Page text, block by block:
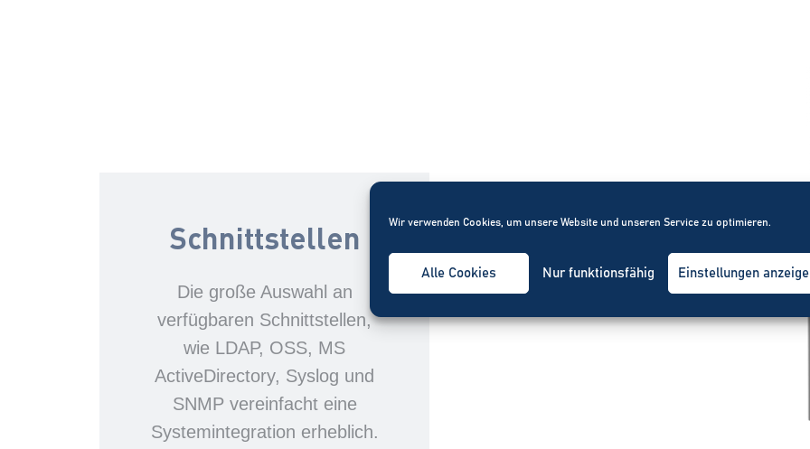
Wir verwenden Cookies, um unsere Website und unseren Service zu optimieren.
Alle Cookies Nur funktionsfähig Einstellungen
Schnittstellen
Die große Auswahl an
verfügbaren Schnittstellen,
wie LDAP, OSS, MS
ActiveDirectory, Syslog und
SNMP vereinfacht eine
Systemintegration erheblich.